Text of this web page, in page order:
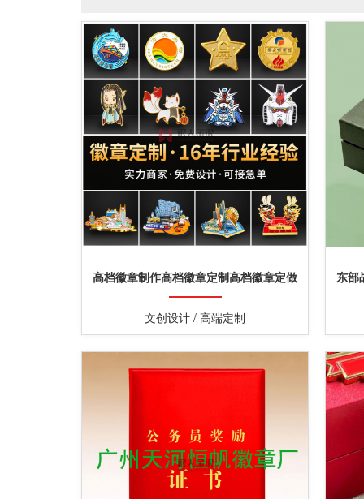
高档徽章制作高档徽章定制高档徽章定做
文创设计 / 高端定制
东部